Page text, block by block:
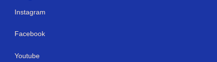
Instagram
Facebook
Youtube